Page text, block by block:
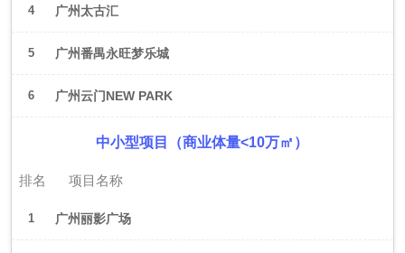
4 广州太古汇
5 广州番禺永旺梦乐城
6 广州云门NEW PARK
中小型项目（商业体量<10万㎡）
排名 项目名称
1 广州丽影广场